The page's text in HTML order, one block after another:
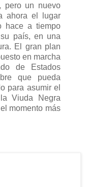
pero un nuevo
ahora el lugar
hace a tiempo
país, en una
El gran plan
en marcha
de Estados
que pueda
para asumir el
Viuda Negra
momento más